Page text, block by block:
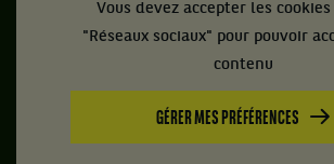
Vous devez accepter les
"Réseaux sociaux" pour pouvoir
contenu
GÉRER MES PRÉFÉRENCES